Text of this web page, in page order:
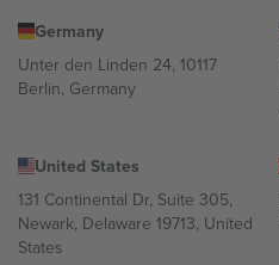
Germany
Unter den Linden 24, 10117
Berlin, Germany
United States
131 Continental Dr, Suite 305,
Newark, Delaware 19713, United
States